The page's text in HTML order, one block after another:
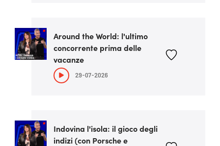
Around the World: l'ultimo
concorrente prima delle
vacanze
29-07-2026
Indovina l'isola: il gioco degli
indizi (con Porsche e